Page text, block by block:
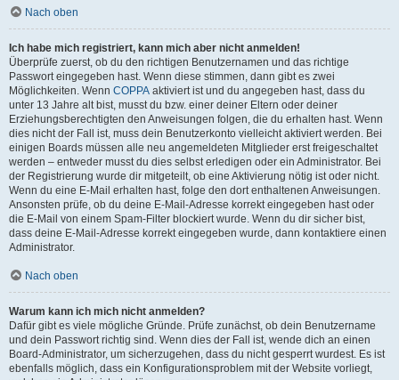
Nach oben
Ich habe mich registriert, kann mich aber nicht anmelden!
Überprüfe zuerst, ob du den richtigen Benutzernamen und das richtige
Passwort eingegeben hast. Wenn diese stimmen, dann gibt es zwei
Möglichkeiten. Wenn COPPA aktiviert ist und du angegeben hast, dass du
unter 13 Jahre alt bist, musst du bzw. einer deiner Eltern oder deiner
Erziehungsberechtigten den Anweisungen folgen, die du erhalten hast. Wenn
dies nicht der Fall ist, muss dein Benutzerkonto vielleicht aktiviert werden. Bei
einigen Boards müssen alle neu angemeldeten Mitglieder erst freigeschaltet
werden – entweder musst du dies selbst erledigen oder ein Administrator. Bei
der Registrierung wurde dir mitgeteilt, ob eine Aktivierung nötig ist oder nicht.
Wenn du eine E-Mail erhalten hast, folge den dort enthaltenen Anweisungen.
Ansonsten prüfe, ob du deine E-Mail-Adresse korrekt eingegeben hast oder
die E-Mail von einem Spam-Filter blockiert wurde. Wenn du dir sicher bist,
dass deine E-Mail-Adresse korrekt eingegeben wurde, dann kontaktiere einen
Administrator.
Nach oben
Warum kann ich mich nicht anmelden?
Dafür gibt es viele mögliche Gründe. Prüfe zunächst, ob dein Benutzername
und dein Passwort richtig sind. Wenn dies der Fall ist, wende dich an einen
Board-Administrator, um sicherzugehen, dass du nicht gesperrt wurdest. Es ist
ebenfalls möglich, dass ein Konfigurationsproblem mit der Website vorliegt,